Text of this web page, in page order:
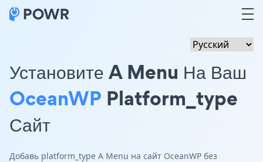
Установите A Menu На Ваш
OceanWP Platform_type
Сайт
Добавь platform_type A Menu на сайт OceanWP без